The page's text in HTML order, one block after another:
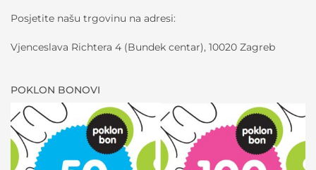
Posjetite našu trgovinu na adresi:
Vjenceslava Richtera 4 (Bundek centar), 10020 Zagreb
POKLON BONOVI